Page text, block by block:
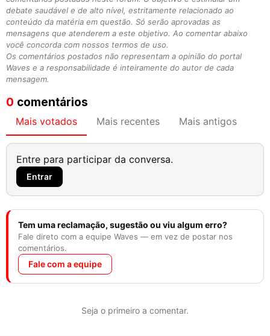
debate saudável e de alto nível, estritamente relacionado ao
conteúdo da matéria em questão. Só serão aprovadas as
mensagens que atenderem a este objetivo. Ao comentar abaixo
você concorda com nossos termos de uso.
Os comentários postados não representam a opinião do portal
Waves e a responsabilidade é inteiramente do autor de cada
mensagem.
0 comentários
Mais votados Mais recentes Mais antigos
Entre para participar da conversa.
Entrar
Tem uma reclamação, sugestão ou viu algum erro?
Fale direto com a equipe Waves — em vez de postar nos
comentários.
Fale com a equipe
Seja o primeiro a comentar.